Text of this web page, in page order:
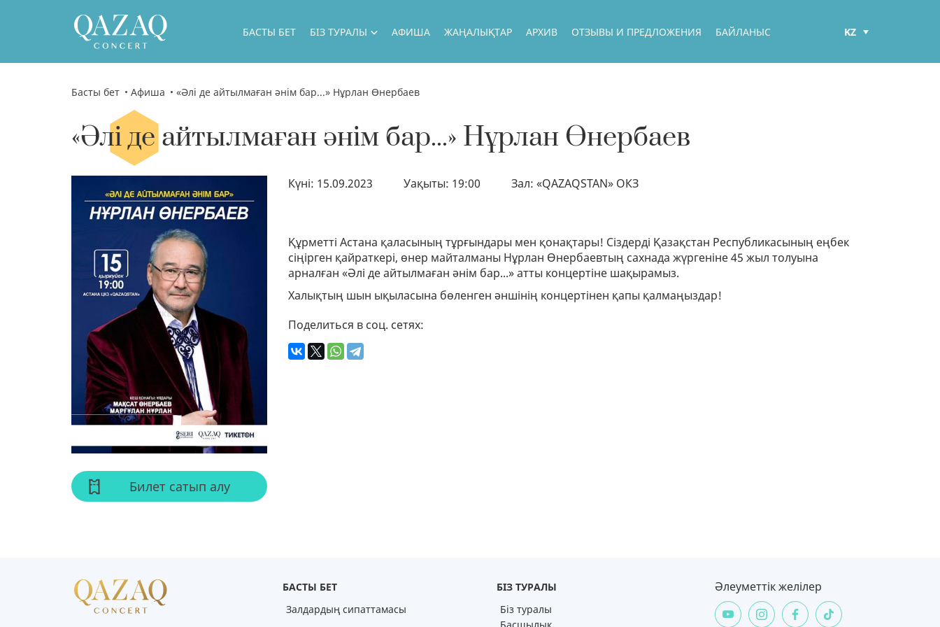
БАСТЫ БЕТ БІЗ ТУРАЛЫ
БІЗДІҢ АРТИСТЕР
ГАСТРОЛИ
ФИЛИАЛ
НАШИ ВОЗМОЖНОСТИ
ГОСУДАРСТВЕННЫЕ ЗАКУПКИ
КОМПЛАЕНС СЛУЖБА
АФИША ЖАҢАЛЫҚТАР АРХИВ ОТЗЫВЫ И ПРЕДЛОЖЕНИЯ БАЙЛАНЫС
KZ
Басты бет
Афиша «Әлі де айтылмаған әнім бар...» Нұрлан Өнербаев
«Әлі де айтылмаған әнім бар...» Нұрлан Өнербаев
Билет сатып алу
Күні: 15.09.2023 Уақыты: 19:00 Зал: «QAZAQSTAN» ОКЗ
Құрметті Астана қаласының тұрғындары мен қонақтары! Сіздерді Қазақстан Республикасының еңбек
сіңірген қайраткері, өнер майталманы Нұрлан Өнербаевтың сахнада жүргеніне 45 жыл толуына
арналған «Әлі де айтылмаған әнім бар...» атты концертіне шақырамыз.
Халықтың шын ықыласына бөленген әншінің концертінен қапы қалмаңыздар!
Поделиться в соц. сетях:
БАСТЫ БЕТ
Залдардың сипаттамасы
БІЗ ТУРАЛЫ
Біз туралы
Әлеуметтік желілер